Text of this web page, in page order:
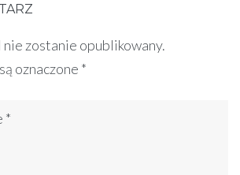
zostanie opublikowany.
oznaczone *